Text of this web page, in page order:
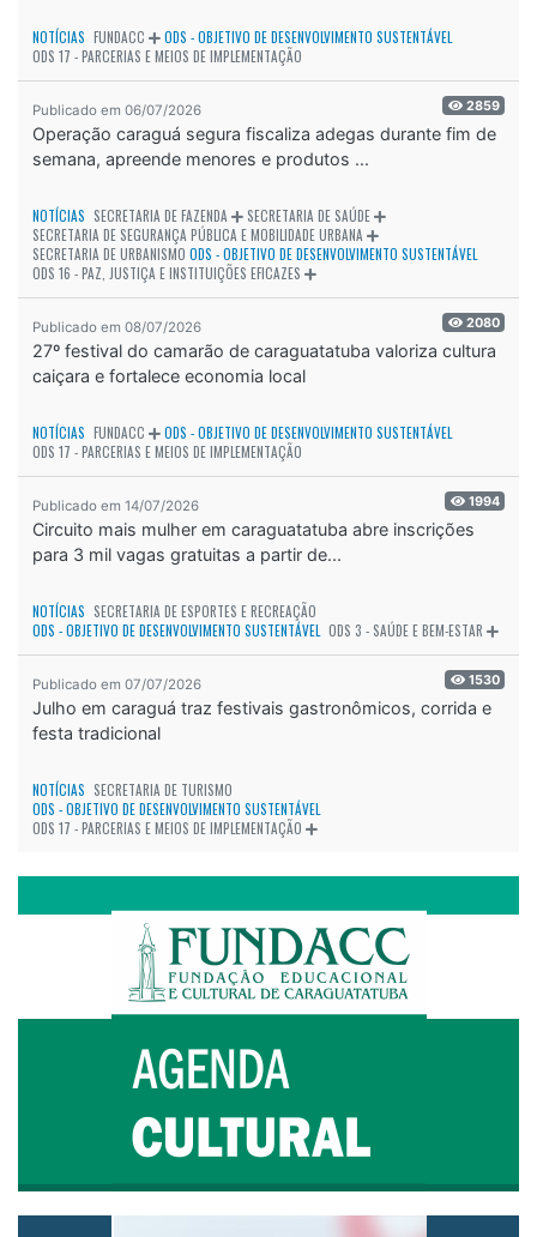
NOTÍCIAS FUNDACC
ODS - OBJETIVO DE DESENVOLVIMENTO SUSTENTÁVEL
ODS 17 - PARCERIAS E MEIOS DE IMPLEMENTAÇÃO
Publicado em 06/07/2026 2859
Operação caraguá segura fiscaliza adegas durante fim de
semana, apreende menores e produtos ...
NOTÍCIAS SECRETARIA DE FAZENDA
SECRETARIA DE SAÚDE
SECRETARIA DE SEGURANÇA PÚBLICA E MOBILIDADE URBANA
SECRETARIA DE URBANISMO ODS - OBJETIVO DE DESENVOLVIMENTO SUSTENTÁVEL
ODS 16 - PAZ, JUSTIÇA E INSTITUIÇÕES EFICAZES
Publicado em 08/07/2026 2080
27º festival do camarão de caraguatatuba valoriza cultura
caiçara e fortalece economia local
NOTÍCIAS FUNDACC
ODS - OBJETIVO DE DESENVOLVIMENTO SUSTENTÁVEL
ODS 17 - PARCERIAS E MEIOS DE IMPLEMENTAÇÃO
Publicado em 14/07/2026 1994
Circuito mais mulher em caraguatatuba abre inscrições
para 3 mil vagas gratuitas a partir de...
NOTÍCIAS SECRETARIA DE ESPORTES E RECREAÇÃO
ODS - OBJETIVO DE DESENVOLVIMENTO SUSTENTÁVEL ODS 3 - SAÚDE E BEM-ESTAR
Publicado em 07/07/2026 1530
Julho em caraguá traz festivais gastronômicos, corrida e
festa tradicional
NOTÍCIAS SECRETARIA DE TURISMO
ODS - OBJETIVO DE DESENVOLVIMENTO SUSTENTÁVEL
ODS 17 - PARCERIAS E MEIOS DE IMPLEMENTAÇÃO